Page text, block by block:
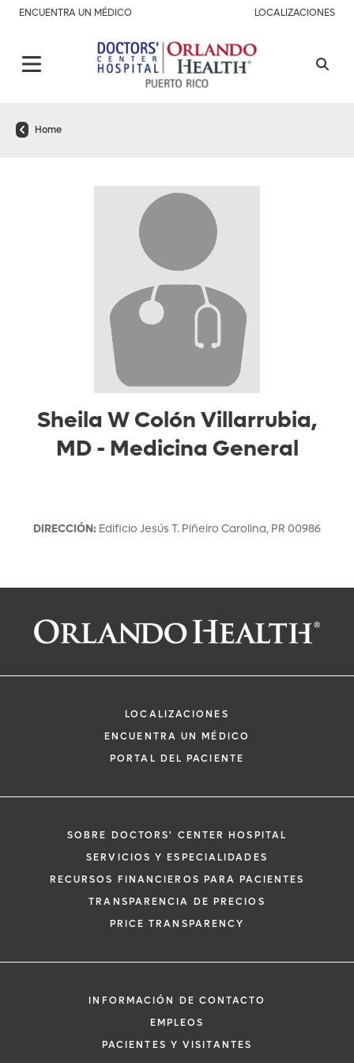
ENCUENTRA UN MÉDICO LOCALIZACIONES
Home
Sheila W Colón Villarrubia,
MD - Medicina General
DIRECCIÓN: Edificio Jesús T. Piñeiro Carolina, PR 00986
Solicitar una cita con:
Sheila W Colón Villarrubia, MD
Medicina General
*Si tiene una emergencia médica, llame
inmediato.
El siguiente formulario solo crea una
no una cita confirmada. Al completarlo,
representante se pondrá en contacto
información médica por correo
Orlando Health y sus afiliados.
LOCALIZACIONES
ENCUENTRA UN MÉDICO
PORTAL DEL PACIENTE
SOBRE DOCTORS' CENTER HOSPITAL
SERVICIOS Y ESPECIALIDADES
RECURSOS FINANCIEROS PARA PACIENTES
TRANSPARENCIA DE PRECIOS
PRICE TRANSPARENCY
INFORMACIÓN DE CONTACTO
EMPLEOS
PACIENTES Y VISITANTES